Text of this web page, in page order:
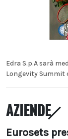
Edra S.p.A sarà
Longevity Summit
AZIENDE
Eurosets